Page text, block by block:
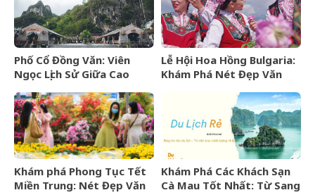
Phố Cổ Đồng Văn: Viên
Ngọc Lịch Sử Giữa Cao
Lễ Hội Hoa Hồng Bulgaria:
Khám Phá Nét Đẹp Văn
Khám phá Phong Tục Tết
Miền Trung: Nét Đẹp Văn
Khám Phá Các Khách Sạn
Cà Mau Tốt Nhất: Từ Sang